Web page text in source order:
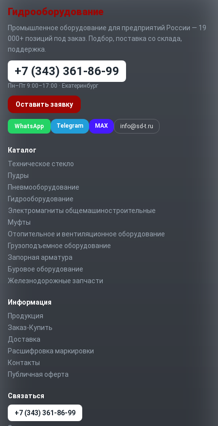
Гидрооборудование
Промышленное оборудование для предприятий России — 19
000+ позиций под заказ. Подбор, поставка со склада,
поддержка.
+7 (343) 361-86-99
Пн–Пт 9:00–17:00 · Екатеринбург
Оставить заявку
WhatsApp Telegram MAX info@sd-t.ru
Каталог
Техническое стекло
Пудры
Пневмооборудование
Гидрооборудование
Электромагниты общемашиностроительные
Муфты
Отопительное и вентиляционное оборудование
Грузоподъемное оборудование
Запорная арматура
Буровое оборудование
Железнодорожные запчасти
Информация
Продукция
Заказ-Купить
Доставка
Расшифровка маркировки
Контакты
Публичная оферта
Связаться
+7 (343) 361-86-99